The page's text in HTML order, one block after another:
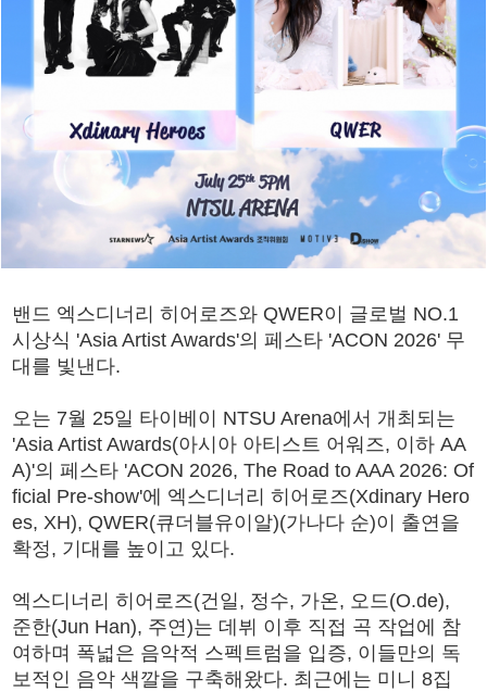
밴드 엑스디너리 히어로즈와 QWER이 글로벌 NO.1
시상식 'Asia Artist Awards'의 페스타 'ACON 2026' 무
대를 빛낸다.
오는 7월 25일 타이베이 NTSU Arena에서 개최되는
'Asia Artist Awards(아시아 아티스트 어워즈, 이하 AA
A)'의 페스타 'ACON 2026, The Road to AAA 2026: Of
ficial Pre-show'에 엑스디너리 히어로즈(Xdinary Hero
es, XH), QWER(큐더블유이알)(가나다 순)이 출연을
확정, 기대를 높이고 있다.
엑스디너리 히어로즈(건일, 정수, 가온, 오드(O.de),
준한(Jun Han), 주연)는 데뷔 이후 직접 곡 작업에 참
여하며 폭넓은 음악적 스펙트럼을 입증, 이들만의 독
보적인 음악 색깔을 구축해왔다. 최근에는 미니 8집